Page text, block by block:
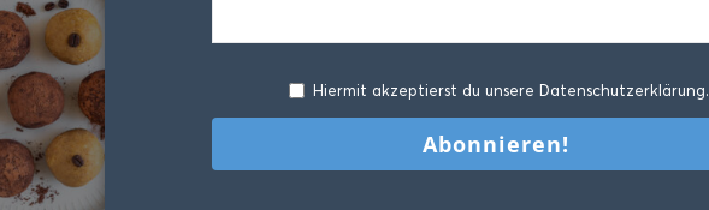
Hiermit akzeptierst du unsere Datenschutzerklärung.